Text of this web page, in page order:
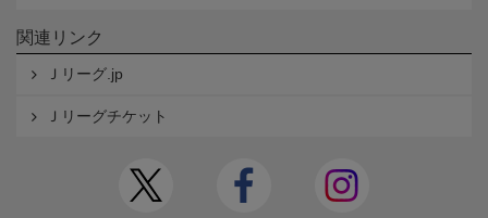
関連リンク
Ｊリーグ.jp
Ｊリーグチケット